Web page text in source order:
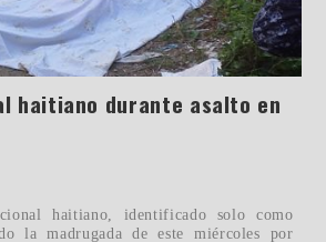
haitiano durante asalto en
haitiano, identificado solo como
la madrugada de este miércoles por